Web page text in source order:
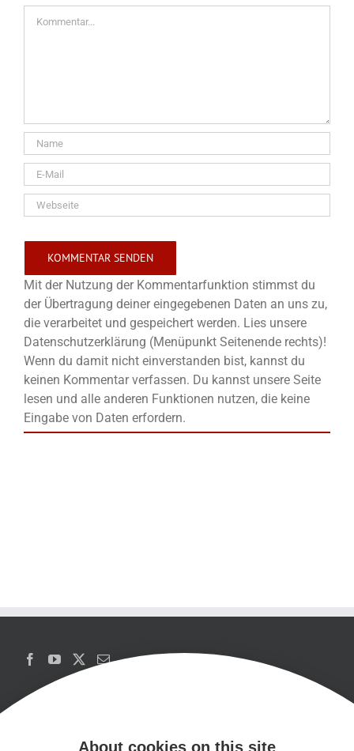
Mit der Nutzung der Kommentarfunktion stimmst du
der Übertragung deiner eingegebenen Daten an uns zu,
die verarbeitet und gespeichert werden. Lies unsere
Datenschutzerklärung (Menüpunkt Seitenende rechts)!
Wenn du damit nicht einverstanden bist, kannst du
keinen Kommentar verfassen. Du kannst unsere Seite
lesen und alle anderen Funktionen nutzen, die keine
Eingabe von Daten erfordern.
About cookies on this site